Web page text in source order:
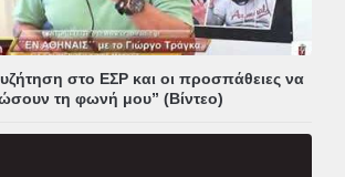
στο ΕΣΡ και οι προσπάθειες να
τη φωνή μου” (Βίντεο)